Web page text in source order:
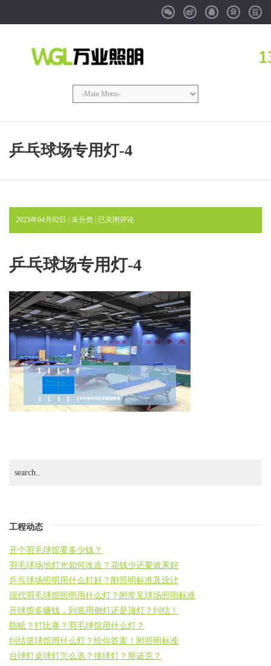
WeixinWeibo QQ Baidu
乒乓球场专用灯-4
2023年04月02日 | 未分类 | 乒
乓
场
专
灯-4
已关闭评论
乒乓球场专用灯-4
工程动态
开个羽毛球馆要多少钱？
羽毛球场地灯光如何改造？花钱少还要效果好
乒乓球场照明用什么灯好？附照明标准及设计
现代羽毛球馆照明用什么灯？附常见球场照明标准
开球馆多赚钱，到底用侧灯还是顶灯？纠结！
防眩？打比赛？羽毛球馆用什么灯？
纠结篮球馆用什么灯？给你答案！附照明标准
台球灯桌球灯怎么选？撞球灯？斯诺克？